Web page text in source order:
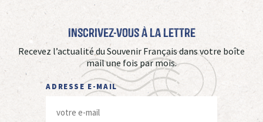
Inscrivez-vous à La Lettre
Recevez l’actualité du Souvenir Français dans votre boîte
mail une fois par mois.
ADRESSE E-MAIL